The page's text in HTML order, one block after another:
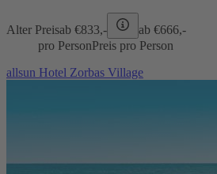
Alter Preisab €833,- ab €666,-
pro PersonPreis pro Person
allsun Hotel Zorbas Village